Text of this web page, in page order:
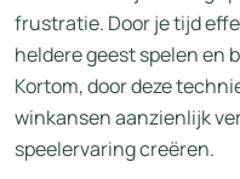
frustratie. Door je tijd
heldere geest spelen en
Kortom, door deze
winkansen aanzienlijk
speelervaring creëren.